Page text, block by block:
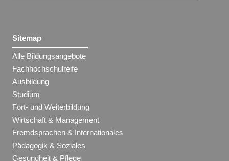
Sitemap
Alle Bildungsangebote
Fachhochschulreife
Ausbildung
Studium
Fort- und Weiterbildung
Wirtschaft & Management
Fremdsprachen & Internationales
Pädagogik & Soziales
Gesundheit & Pflege